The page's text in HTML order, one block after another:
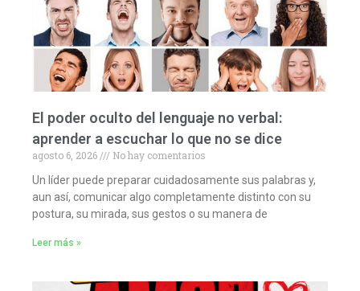
El poder oculto del lenguaje no verbal:
aprender a escuchar lo que no se dice
agosto 6, 2026
No hay comentarios
Un líder puede preparar cuidadosamente sus palabras y,
aun así, comunicar algo completamente distinto con su
postura, su mirada, sus gestos o su manera de
Leer más »